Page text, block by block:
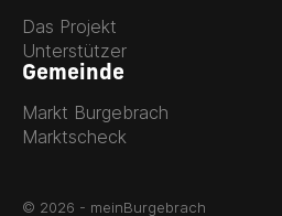
Das Projekt
Unterstützer
Gemeinde
Markt Burgebrach
Marktscheck
© 2026 - meinBurgebrach